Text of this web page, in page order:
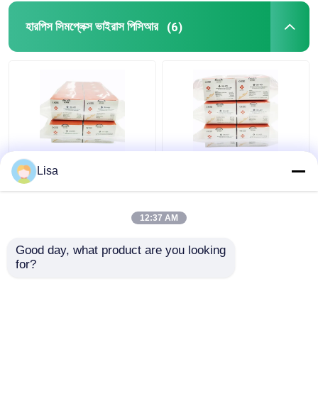
হারপিস সিমপ্লেক্স ভাইরাস পিসিআর (6)
এপস্টাইন বার ভাইরাস ইবিভি
রিয়েল টাইম পিসিআর ডিটেকশন
কিট
Lisa
12:37 AM
Good day, what product are you looking
for?